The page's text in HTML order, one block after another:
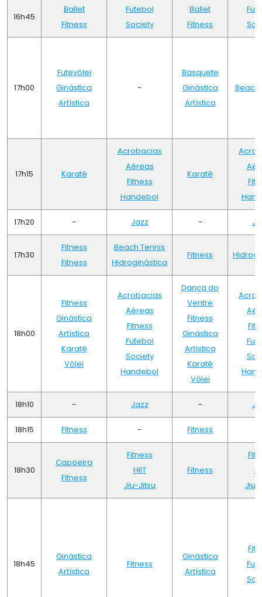
16h45
Ballet
Fitness
Futebol
Society
Ballet
Fitness
17h00
Futevôlei
Ginástica
Artística
-
Basquete
Ginástica
Artística
Beach
17h15 Karatê
Acrobacias
Aéreas
Fitness
Handebol
Karatê
17h20 - Jazz -
17h30
Fitness
Fitness
Beach Tennis
Hidroginástica
Fitness
18h00
Fitness
Ginástica
Artística
Karatê
Vôlei
Acrobacias
Aéreas
Fitness
Futebol
Society
Handebol
Dança do
Ventre
Fitness
Ginástica
Artística
Karatê
Vôlei
18h10 - Jazz -
18h15 Fitness - Fitness
18h30
Capoeira
Fitness
Fitness
HIIT
Jiu-Jitsu
Fitness
Jiu-
18h45
Ginástica
Artística
Fitness
Ginástica
Artística